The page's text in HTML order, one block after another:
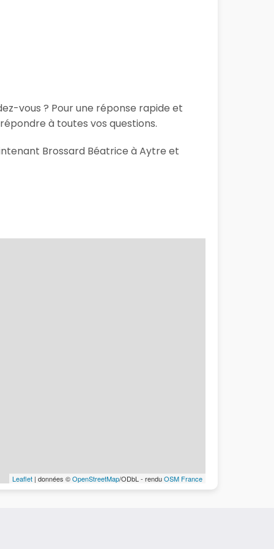
vous ? Pour une réponse rapide et
à toutes vos questions.
Brossard Béatrice à Aytre et
Leaflet | données ©OpenStreetMap/ODbL - renduOSM France